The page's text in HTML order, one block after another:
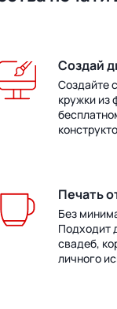
Создай
Создайте
кружки из
Печать
Без
Подходит
свадеб,
личного